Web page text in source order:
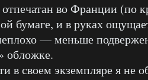
во Франции (по
бумаге, и в руках
— меньше
обложке.
в своем экземпляре я не